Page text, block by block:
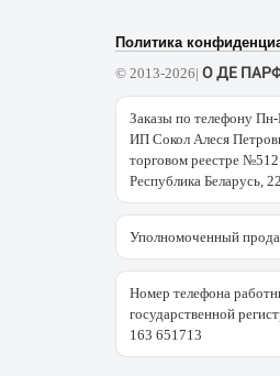
Политика
© 2013-2026| О ДЕ
Заказы по телефону
ИП Сокол Алеся
торговом реестре
Республика Беларусь,
Уполномоченный
Номер телефона
государственной
163 651713